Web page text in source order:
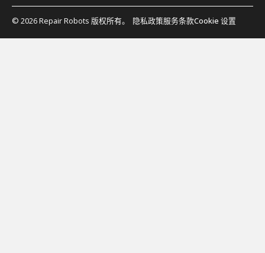
© 2026 Repair Robots 版权所有。 隐私政策服务条款Cookie 设置